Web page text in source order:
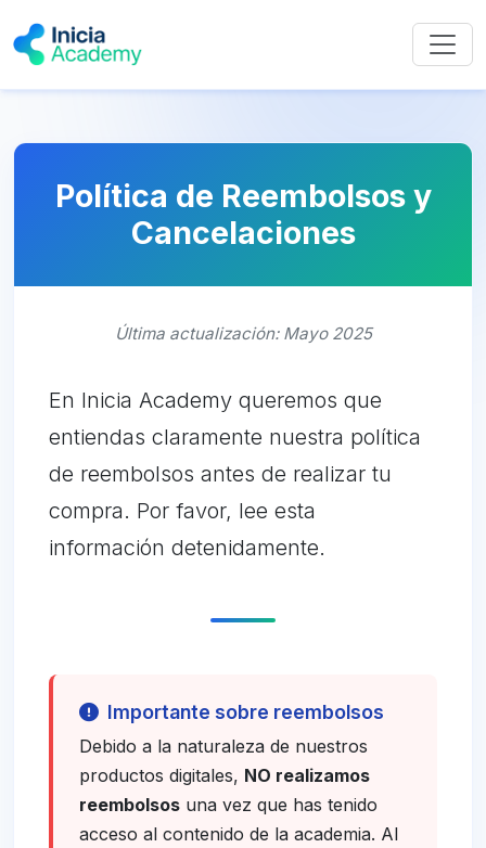
Política de Reembolsos y
Cancelaciones
Última actualización: Mayo 2025
En Inicia Academy queremos que
entiendas claramente nuestra política
de reembolsos antes de realizar tu
compra. Por favor, lee esta
información detenidamente.
Importante sobre reembolsos
Debido a la naturaleza de nuestros
productos digitales, NO realizamos
reembolsos una vez que has tenido
acceso al contenido de la academia. Al